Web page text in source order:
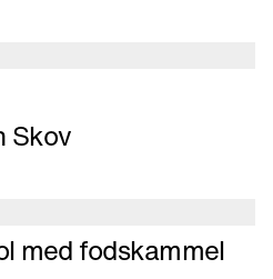
Skov
med fodskammel